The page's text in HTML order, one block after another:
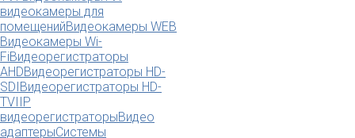
видеокамеры для
помещенийВидеокамеры WEB
Видеокамеры Wi-
FiВидеорегистраторы
AHDВидеорегистраторы HD-
SDIВидеорегистраторы HD-
TVI IP
видеорегистраторыВидео
адаптерыСистемы